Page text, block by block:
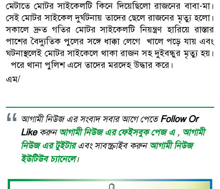
মেটাতে মোটর সাইকেলটি কিনে দিয়েছিলো রাজনের বাবা-মা।
সেই মোটর সাইকেল দুর্ঘটনায় তাদের ছেলে রাজনের মৃত্যু হলো।
সকালে দ্রুত গতির মোটর সাইকেলটি নিয়ন্ত্রণ হারিয়ে রাস্তার
পাশের বৈদ্যুতিক পুলের সঙ্গে ধাক্কা লেগে খালে পড়ে যায় এবং
ঘটনাস্থলেই মোটর সাইকেলে থাকা রাজন সহ দুইবন্ধুর মৃত্যু হয়।
পরে থানা পুলিশ এসে তাদের মরদেহ উদ্ধার করে।
এম/
আগামী নিউজ এর সংবাদ সবার আগে পেতেFollow Or
Likeকরুনআগামী নিউজ এর ফেইসবুক পেজ এ , আগামী
নিউজ এর টুইটারএবং সাবস্ক্রাইব করুনআগামী নিউজ
ইউটিউব চ্যানেলে।